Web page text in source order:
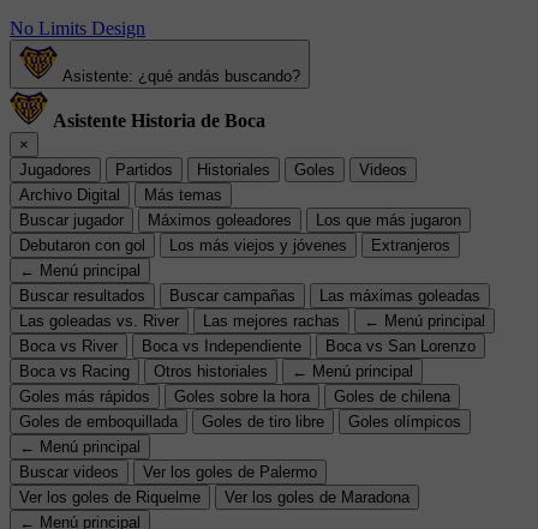
No Limits Design
Asistente: ¿qué andás buscando?
Asistente Historia de Boca
×
Jugadores
Partidos Historiales Goles
Videos
Archivo Digital
Más temas
Buscar jugador
Máximos goleadores
Los que más jugaron
Debutaron con gol
Los más viejos y jóvenes
Extranjeros
← Menú principal
Buscar resultados
Buscar campañas
Las máximas goleadas
Las goleadas vs. River
Las mejores rachas
← Menú principal
Boca vs River
Boca vs Independiente
Boca vs San Lorenzo
Boca vs Racing
Otros historiales
← Menú principal
Goles más rápidos
Goles sobre la hora
Goles de chilena
Goles de emboquillada
Goles de tiro libre
Goles olímpicos
← Menú principal
Buscar videos
Ver los goles de Palermo
Ver los goles de Riquelme
Ver los goles de Maradona
← Menú principal